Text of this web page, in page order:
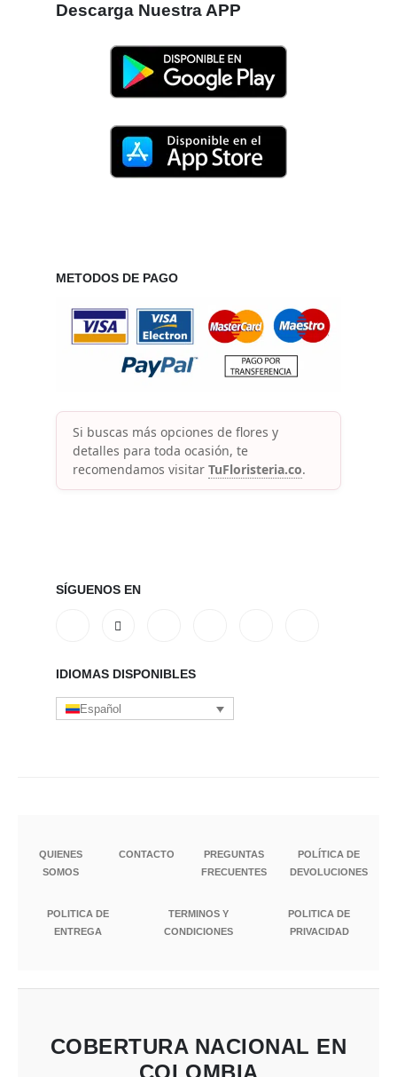
Descarga Nuestra APP
METODOS DE PAGO
Si buscas más opciones de flores y
detalles para toda ocasión, te
recomendamos visitar TuFloristeria.co.
SÍGUENOS EN
IDIOMAS DISPONIBLES
Español
QUIENES
SOMOS
CONTACTO
PREGUNTAS
FRECUENTES
POLÍTICA DE
DEVOLUCIONES
POLITICA DE
ENTREGA
TERMINOS Y
CONDICIONES
POLITICA DE
PRIVACIDAD
COBERTURA NACIONAL EN
COLOMBIA